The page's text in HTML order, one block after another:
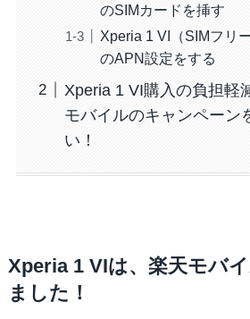
のSIMカードを挿す
Xperia 1 VI（SIMフリ
のAPN設定をする
Xperia 1 VI購入の負担軽
モバイルのキャンペーン
い！
Xperia 1 VIは、楽天モバ
ました！